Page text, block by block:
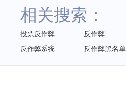
相关搜索：
投票反作弊 反作弊
反作弊系统
反作弊黑名单